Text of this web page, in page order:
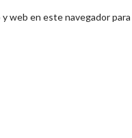
web en este navegador para